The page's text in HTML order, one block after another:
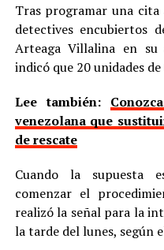
Tras programar una cita
detectives encubiertos
Arteaga Villalina en su
indicó que 20 unidades
Lee también:
venezolana que
de rescate
Cuando la supuesta
comenzar el
realizó la señal para la
la tarde del lunes, según